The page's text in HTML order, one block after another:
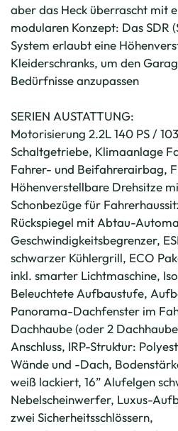
aber das Heck überrascht mit
modularen Konzept: Das SDR
System erlaubt eine
Kleiderschranks, um den
Bedürfnisse anzupassen
SERIEN AUSTATTUNG:
Motorisierung 2.2L 140 PS /
Schaltgetriebe, Klimaanlage
Fahrer- und Beifahrerairbag,
Höhenverstellbare Drehsitze
Schonbezüge für
Rückspiegel mit Abtau-
Geschwindigkeitsbegrenzer,
schwarzer Kühlergrill, ECO
inkl. smarter Lichtmaschine,
Beleuchtete Aufbaustufe,
Panorama-Dachfenster im
Dachhaube (oder 2
Anschluss, IRP-Struktur:
Wände und -Dach,
weiß lackiert, 16” Alufelgen
Nebelscheinwerfer, Luxus-
zwei Sicherheitsschlössern,